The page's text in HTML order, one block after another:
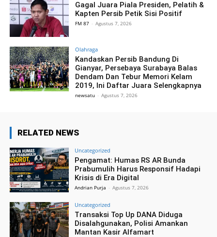
Gagal Juara Piala Presiden, Pelatih &
Kapten Persib Petik Sisi Positif
FM 87 - Agustus 7, 2026
Olahraga
Kandaskan Persib Bandung Di
Gianyar, Persebaya Surabaya Balas
Dendam Dan Tebur Memori Kelam
2019, Ini Daftar Juara Selengkapnya
newsatu - Agustus 7, 2026
RELATED NEWS
Uncategorized
Pengamat: Humas RS AR Bunda
Prabumulih Harus Responsif Hadapi
Krisis di Era Digital
Andrian Purja - Agustus 7, 2026
Uncategorized
Transaksi Top Up DANA Diduga
Disalahgunakan, Polisi Amankan
Mantan Kasir Alfamart